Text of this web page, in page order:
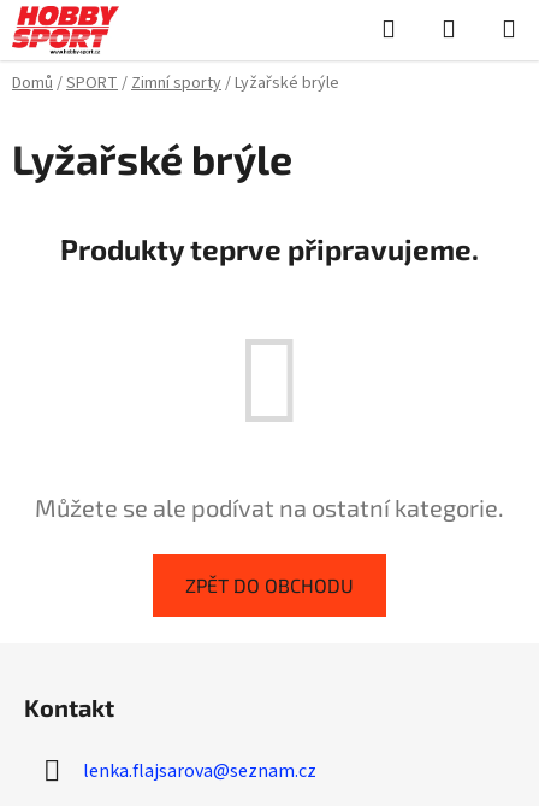
Přejít
na
obsah
Hledat
KOŠÍK
Domů/SPORT/Zimní sporty/Lyžařské brýle
Lyžařské brýle
Produkty teprve připravujeme.
Můžete se ale podívat na ostatní kategorie.
ZPĚT DO OBCHODU
Kontakt
lenka.flajsarova@seznam.cz